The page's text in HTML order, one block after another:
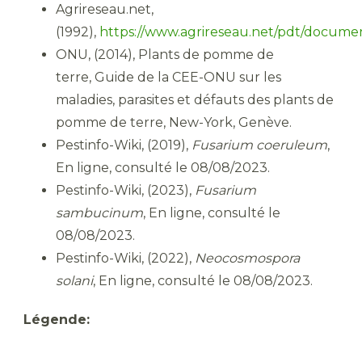
Agrireseau.net,
(1992), https://www.agrireseau.net/pdt/
ONU, (2014), Plants de pomme de
terre, Guide de la CEE-ONU sur les
maladies, parasites et défauts des plants de
pomme de terre, New-York, Genève.
Pestinfo-Wiki, (2019), Fusarium coeruleum,
En ligne, consulté le 08/08/2023.
Pestinfo-Wiki, (2023), Fusarium
sambucinum, En ligne, consulté le
08/08/2023.
Pestinfo-Wiki, (2022), Neocosmospora
solani, En ligne, consulté le 08/08/2023.
Légende: